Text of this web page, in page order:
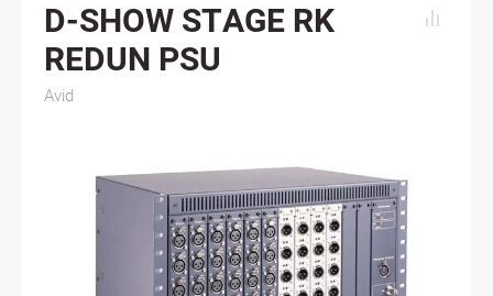
D-SHOW STAGE RK
REDUN PSU
Avid